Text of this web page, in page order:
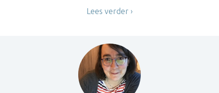
Lees verder